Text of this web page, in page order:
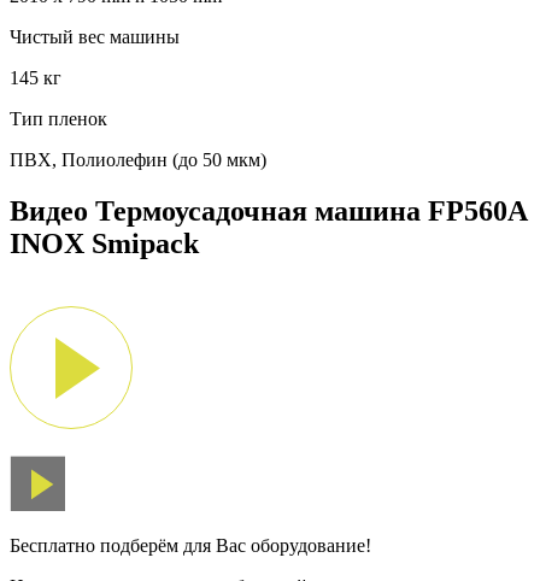
Чистый вес машины
145 кг
Тип пленок
ПВХ, Полиолефин (до 50 мкм)
Видео Термоусадочная машина FP560A
INOX Smipack
Бесплатно подберём для Вас оборудование!